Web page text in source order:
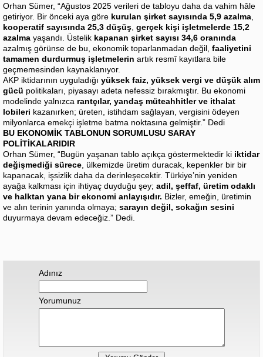
Orhan Sümer, “Ağustos 2025 verileri de tabloyu daha da vahim hâle
getiriyor. Bir önceki aya göre kurulan şirket sayısında 5,9 azalma
kooperatif sayısında 25,3 düşüş gerçek kişi işletmelerde 15,2
azalma yaşandı. Üstelik kapanan şirket sayısı 34,6 oranında
azalmış görünse de bu, ekonomik toparlanmadan değil, faaliyetini
tamamen durdurmuş işletmelerin artık resmî kayıtlara bile
geçmemesinden kaynaklanıyor.
AKP iktidarının uyguladığı yüksek faiz, yüksek vergi ve düşük alım
gücü politikaları, piyasayı adeta nefessiz bırakmıştır. Bu ekonomi
modelinde yalnızca rantçılar, yandaş müteahhitler ve ithalat
lobileri kazanırken; üreten, istihdam sağlayan, vergisini ödeyen
milyonlarca emekçi işletme batma noktasına gelmiştir.” Dedi
BU EKONOMİK TABLONUN SORUMLUSU SARAY
POLİTİKALARIDIR
Orhan Sümer, “Bugün yaşanan tablo açıkça göstermektedir ki iktidar
değişmediği sürece , ülkemizde üretim duracak, kepenkler bir bir
kapanacak, işsizlik daha da derinleşecektir. Türkiye’nin yeniden
ayağa kalkması için ihtiyaç duyduğu şey; adil, şeffaf, üretim odaklı
ve halktan yana bir ekonomi anlayışıdır. Bizler, emeğin, üretimin
ve alın terinin yanında olmaya; sarayın değil, sokağın sesini
duyurmaya devam edeceğiz.” Dedi.
Adınız
Yorumunuz